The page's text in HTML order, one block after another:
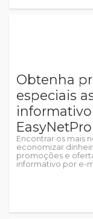
Obtenha
especiais
EasyNetPro
Encontrar os mais
economizar
promoções e
informativo por e-